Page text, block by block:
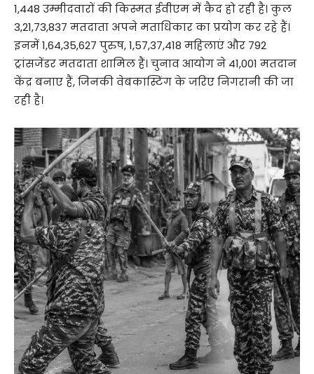
1,448 उम्मीदवारों की किस्मत ईवीएम में कैद हो रही है। कुल
3,21,73,837 मतदाता अपने मताधिकार का प्रयोग कर रहे हैं।
इनमें 1,64,35,627 पुरुष, 1,57,37,418 महिलाएं और 792
ट्रांसजेंडर मतदाता शामिल हैं। चुनाव आयोग ने 41,001 मतदान
केंद्र बनाए हैं, जिनकी वेबकास्टिंग के जरिए निगरानी की जा
रही है।